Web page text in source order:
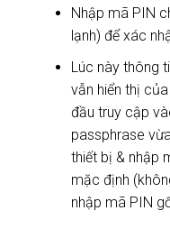
Nhập mã PIN
lạnh) để xác
Lúc này thông
vẫn hiển thị
đầu truy cập
passphrase
thiết bị & nhập
mặc định
nhập mã PIN